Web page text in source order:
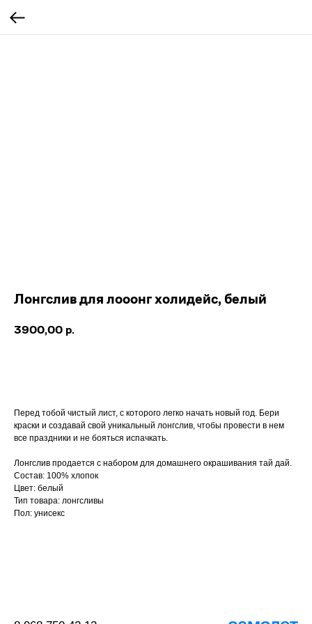
Лонгслив для лооонг холидейс, белый
3900,00 р.
Перед тобой чистый лист, с которого легко начать новый год. Бери
краски и создавай свой уникальный лонгслив, чтобы провести в нем
все праздники и не бояться испачкать.
Лонгслив продается с набором для домашнего окрашивания тай дай.
Состав: 100% хлопок
Цвет: белый
Тип товара: лонгсливы
Пол: унисекс